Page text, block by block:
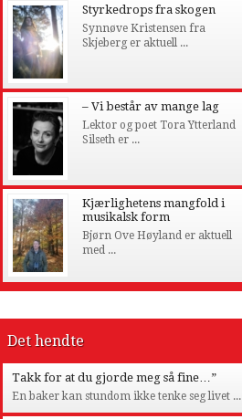
Styrkedrops fra skogen
Synnøve Kristensen fra
Skjeberg er aktuell ...
– Vi består av mange lag
Lektor og poet Tora Ytterland
Silseth er ...
Kjærlighetens mangfold i
musikalsk form
Bjørn Ove Høyland er aktuell
med ...
Det hendte
Takk for at du gjorde meg så fine…”
En baker kan stundom ikke tenke seg livet ...